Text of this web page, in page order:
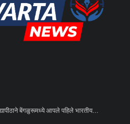
बेंगळुरूमध्ये आपले पहिले भारतीय...